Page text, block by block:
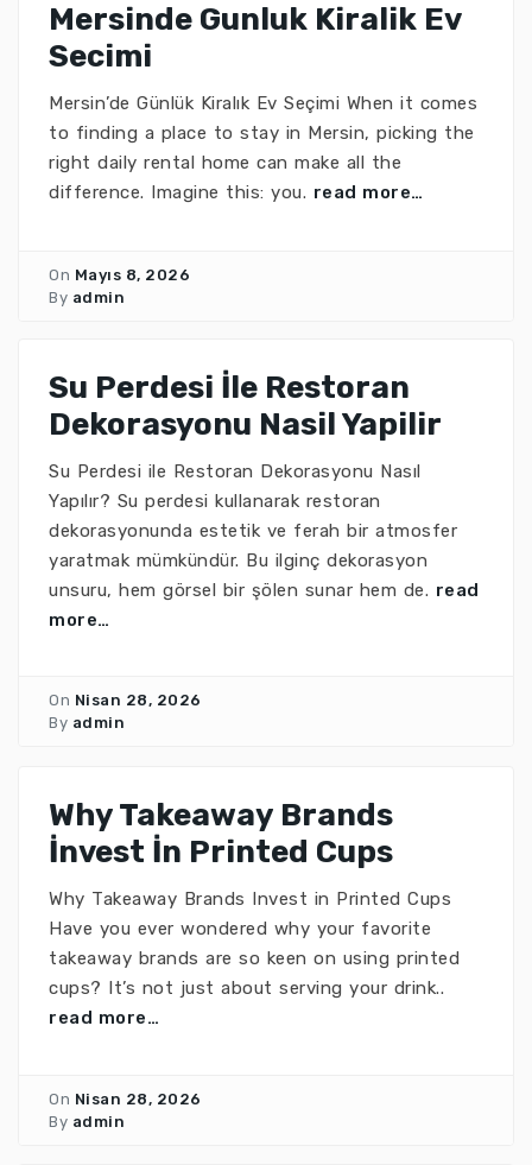
Mersinde Gunluk Kiralik Ev
Secimi
Mersin’de Günlük Kiralık Ev Seçimi When it comes
to finding a place to stay in Mersin, picking the
right daily rental home can make all the
difference. Imagine this: you. read more…
On Mayıs 8, 2026
By admin
Su Perdesi İle Restoran
Dekorasyonu Nasil Yapilir
Su Perdesi ile Restoran Dekorasyonu Nasıl
Yapılır? Su perdesi kullanarak restoran
dekorasyonunda estetik ve ferah bir atmosfer
yaratmak mümkündür. Bu ilginç dekorasyon
unsuru, hem görsel bir şölen sunar hem de. read
more…
On Nisan 28, 2026
By admin
Why Takeaway Brands
İnvest İn Printed Cups
Why Takeaway Brands Invest in Printed Cups
Have you ever wondered why your favorite
takeaway brands are so keen on using printed
cups? It’s not just about serving your drink..
read more…
On Nisan 28, 2026
By admin